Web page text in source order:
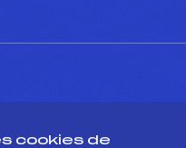
cookies de